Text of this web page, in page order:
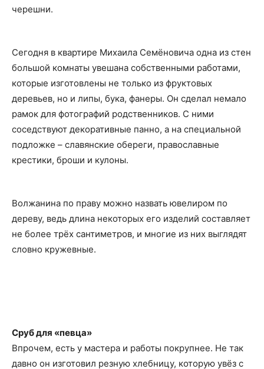
черешни.
Сегодня в квартире Михаила Семёновича одна из стен
большой комнаты увешана собственными работами,
которые изготовлены не только из фруктовых
деревьев, но и липы, бука, фанеры. Он сделал немало
рамок для фотографий родственников. С ними
соседствуют декоративные панно, а на специальной
подложке – славянские обереги, православные
крестики, броши и кулоны.
Волжанина по праву можно назвать ювелиром по
дереву, ведь длина некоторых его изделий составляет
не более трёх сантиметров, и многие из них выглядят
словно кружевные.
Сруб для «певца»
Впрочем, есть у мастера и работы покрупнее. Не так
давно он изготовил резную хлебницу, которую увёз с